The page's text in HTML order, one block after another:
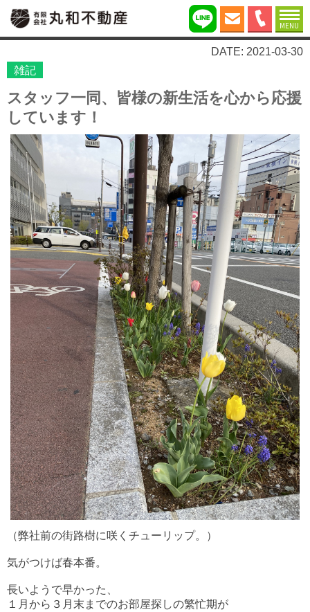
MENU
DATE: 2021-03-30
雑記
スタッフ一同、皆様の新生活を心から応援
しています！
（弊社前の街路樹に咲くチューリップ。）
気がつけば春本番。
長いようで早かった、
１月から３月末までのお部屋探しの繁忙期が